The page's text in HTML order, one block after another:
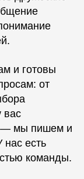
и готовы
от
вас
— мы пишем и
нас есть
команды.